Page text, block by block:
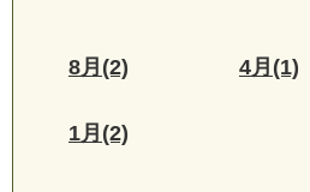
8月(2) 4月(1)
1月(2)